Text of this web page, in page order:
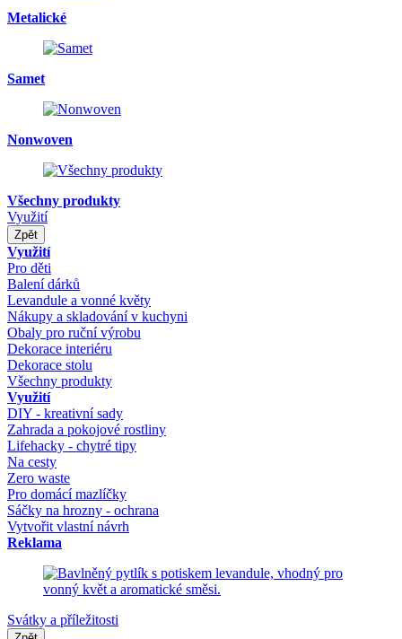
Metalické
Samet
Nonwoven
Všechny produkty
Využití
Zpět
Využití
Pro děti
Balení dárků
Levandule a vonné květy
Nákupy a skladování v kuchyni
Obaly pro ruční výrobu
Dekorace interiéru
Dekorace stolu
Všechny produkty
Využití
DIY - kreativní sady
Zahrada a pokojové rostliny
Lifehacky - chytré tipy
Na cesty
Zero waste
Pro domácí mazlíčky
Sáčky na hrozny - ochrana
Vytvořit vlastní návrh
Reklama
Svátky a příležitosti